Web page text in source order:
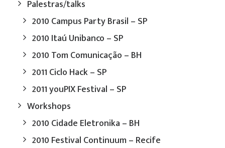
Palestras/talks
2010 Campus Party Brasil – SP
2010 Itaú Unibanco – SP
2010 Tom Comunicação – BH
2011 Ciclo Hack – SP
2011 youPIX Festival – SP
Workshops
2010 Cidade Eletronika – BH
2010 Festival Continuum – Recife